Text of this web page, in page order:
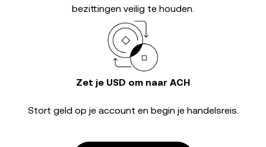
bezittingen veilig te houden.
Zet je USD om naar ACH
Stort geld op je account en begin je handelsreis.